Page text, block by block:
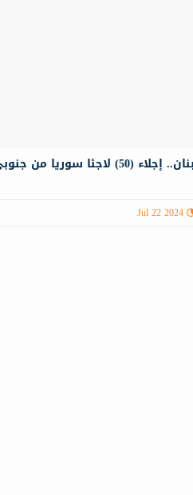
إجلاء (50) لاجئا سوريا من جنوبي طرابلس
Jul 22 2024